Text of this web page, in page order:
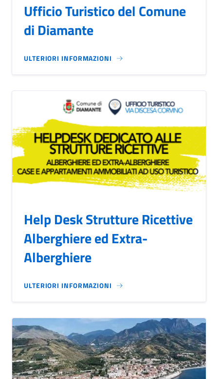
Ufficio Turistico del Comune
di Diamante
ULTERIORI INFORMAZIONI
Help Desk Strutture Ricettive
Alberghiere ed Extra-
Alberghiere
ULTERIORI INFORMAZIONI